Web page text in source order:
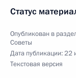
Статус
Опубликован в
Советы
Дата публикации:22
Текстовая версия